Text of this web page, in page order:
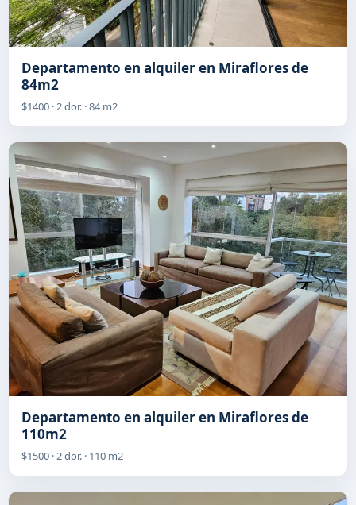
Departamento en alquiler en Miraflores de
84m2
$1400 · 2 dor. · 84 m2
Departamento en alquiler en Miraflores de
110m2
$1500 · 2 dor. · 110 m2